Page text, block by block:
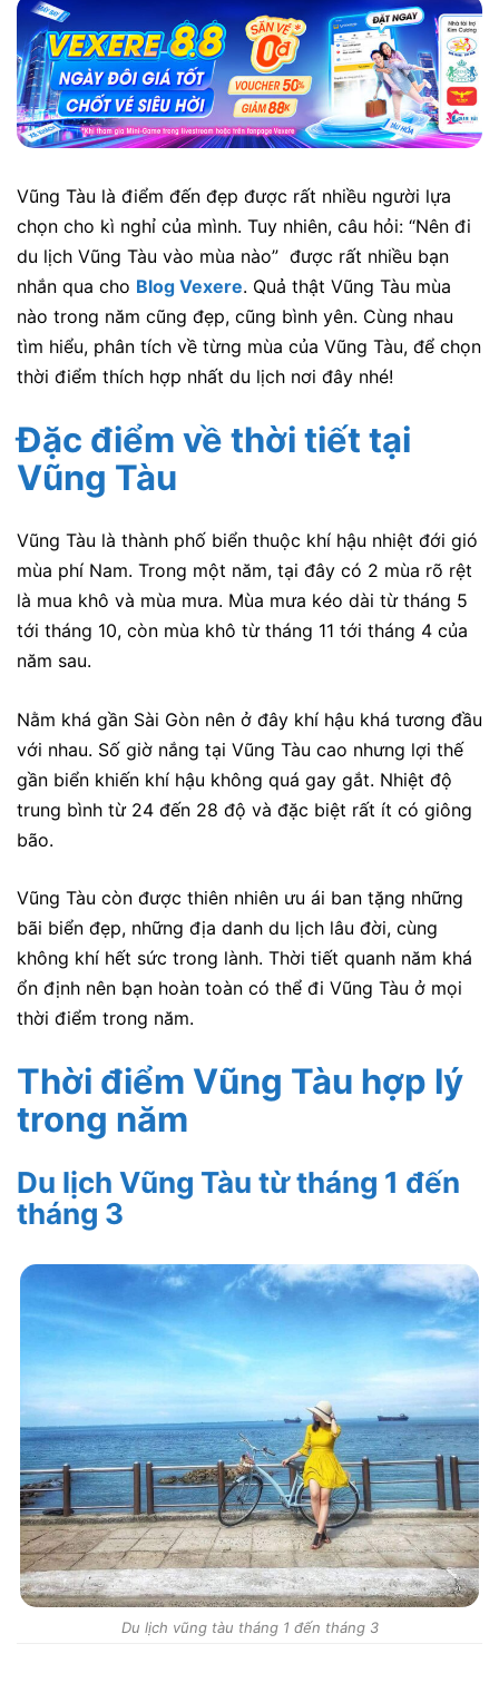
Vũng Tàu là điểm đến đẹp được rất nhiều người lựa
chọn cho kì nghỉ của mình. Tuy nhiên, câu hỏi: “Nên đi
du lịch Vũng Tàu vào mùa nào” được rất nhiều bạn
nhắn qua cho Blog Vexere. Quả thật Vũng Tàu mùa
nào trong năm cũng đẹp, cũng bình yên. Cùng nhau
tìm hiểu, phân tích về từng mùa của Vũng Tàu, để chọn
thời điểm thích hợp nhất du lịch nơi đây nhé!
Đặc điểm về thời tiết tại
Vũng Tàu
Vũng Tàu là thành phố biển thuộc khí hậu nhiệt đới gió
mùa phí Nam. Trong một năm, tại đây có 2 mùa rõ rệt
là mua khô và mùa mưa. Mùa mưa kéo dài từ tháng 5
tới tháng 10, còn mùa khô từ tháng 11 tới tháng 4 của
năm sau.
Nằm khá gần Sài Gòn nên ở đây khí hậu khá tương đầu
với nhau. Số giờ nắng tại Vũng Tàu cao nhưng lợi thế
gần biển khiến khí hậu không quá gay gắt. Nhiệt độ
trung bình từ 24 đến 28 độ và đặc biệt rất ít có giông
bão.
Vũng Tàu còn được thiên nhiên ưu ái ban tặng những
bãi biển đẹp, những địa danh du lịch lâu đời, cùng
không khí hết sức trong lành. Thời tiết quanh năm khá
ổn định nên bạn hoàn toàn có thể đi Vũng Tàu ở mọi
thời điểm trong năm.
Thời điểm Vũng Tàu hợp lý
trong năm
Du lịch Vũng Tàu từ tháng 1 đến
tháng 3
Du lịch vũng tàu tháng 1 đến tháng 3